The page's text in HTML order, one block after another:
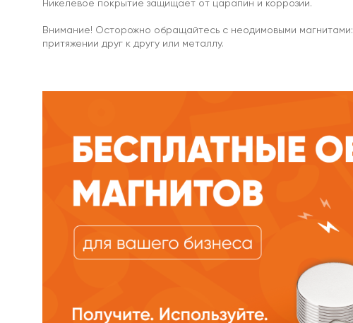
кобальтовые
/
под
винт
Прорезиненные
Прямоугольные
магнитные
стержнем
Аксессуары
держателей
Никелевое покрытие защищает от царапин и коррозии.
Внимание! Осторожно обращайтесь с неодимовыми магнитами:
притяжении друг к другу или металлу.